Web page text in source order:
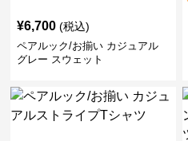
¥6,700 (税込)
ペアルック/お揃い カジュアル
グレー スウェット